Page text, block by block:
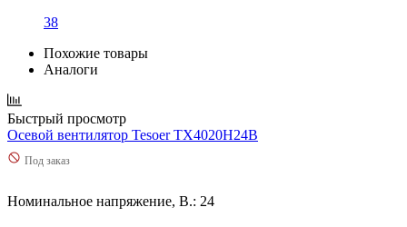
38
Похожие товары
Аналоги
Быстрый просмотр
Осевой вентилятор Tesoer TX4020H24B
Под заказ
Номинальное напряжение, В.: 24